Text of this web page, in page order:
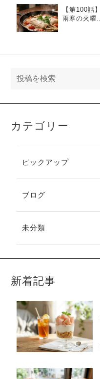
【第100話
雨寒の火曜の
風」
カテゴリー
ピックアップ
ブログ
未分類
新着記事